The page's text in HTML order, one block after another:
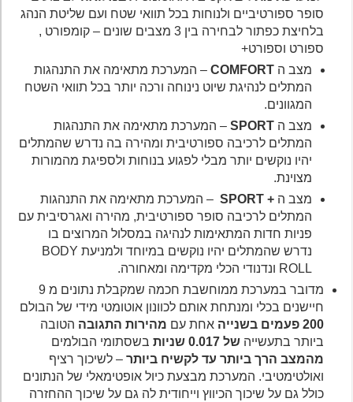
סופר ספורטיביים ולנוחות בכל תוואי שטח ועם שליטת הנהג
בלחיצת כפתור לבחירה בין 3 מצבים שונים – קומפורט ,
ספורט וספורט+
מצב ה COMFORT– המערכת מתאימה את התנהגות
המתלים לנהיגת שיוט נינוחה ורכה יותר בכל תוואי השטח
המגוונים.
מצב ה SPORT– המערכת מתאימה את התנהגות
המתלים לרכיבה ספורטיבית ומהירה בה נדרש שהמתלים
יהיו נוקשים יותר מבלי לפגוע בנוחות ולספיגת מהמורות
מצוינת.
מצב ה +
SPORT – המערכת מתאימה את התנהגות
המתלים לרכיבה סופר ספורטיבית, מהירה ואגרסיבית עם
פניות חדות המתאימות לנהיגה במסלול המרוצים בו
נדרש שהמתלים יהיו נוקשים במיוחד ולמניעת BODY
ROLL ונדנודי הכלי מקדימה ומאחורה.
מדובר במערכת ממוחשבת חכמה שמקבלת נתונים מ 9
חיישנים בכלי ומנתחת אותם לכוונון אוטומטי מידי של הבולם
200 פעמים בשנייה
אחת עםמהירות התגובההטובה
ביותר בתעשייהשל 0.017 שניות
בשסתומי הבולמים
מהמצב הרך ביותר עד לקשיח ביותר– לשיכוך רציף
ואולטימטיבי. המערכת מבצעת כיול אופטימאלי של הנתונים
כולל גם על שיכוך הכיווץ וייחודית לה גם על שיכוך ההחזרה